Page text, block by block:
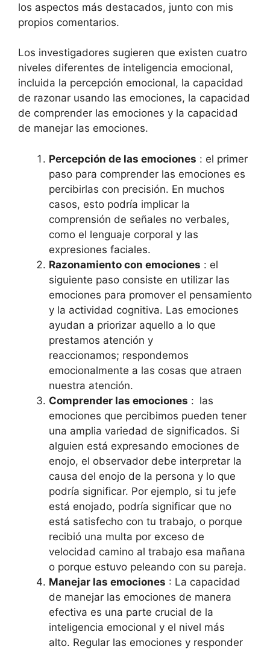
los aspectos más destacados, junto con mis
propios comentarios.
Los investigadores sugieren que existen cuatro
niveles diferentes de inteligencia emocional,
incluida la percepción emocional, la capacidad
de razonar usando las emociones, la capacidad
de comprender las emociones y la capacidad
de manejar las emociones.
Percepción de las emociones : el primer
paso para comprender las emociones es
percibirlas con precisión. En muchos
casos, esto podría implicar la
comprensión de señales no verbales,
como el lenguaje corporal y las
expresiones faciales.
Razonamiento con emociones : el
siguiente paso consiste en utilizar las
emociones para promover el pensamiento
y la actividad cognitiva. Las emociones
ayudan a priorizar aquello a lo que
prestamos atención y
reaccionamos; respondemos
emocionalmente a las cosas que atraen
nuestra atención.
Comprender las emociones : las
emociones que percibimos pueden tener
una amplia variedad de significados. Si
alguien está expresando emociones de
enojo, el observador debe interpretar la
causa del enojo de la persona y lo que
podría significar. Por ejemplo, si tu jefe
está enojado, podría significar que no
está satisfecho con tu trabajo, o porque
recibió una multa por exceso de
velocidad camino al trabajo esa mañana
o porque estuvo peleando con su pareja.
Manejar las emociones : La capacidad
de manejar las emociones de manera
efectiva es una parte crucial de la
inteligencia emocional y el nivel más
alto. Regular las emociones y responder